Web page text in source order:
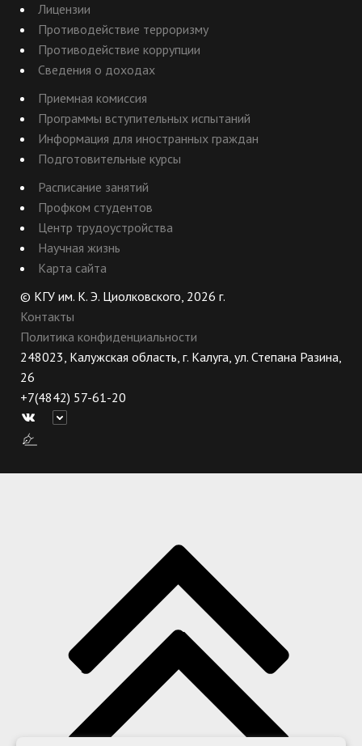
Лицензии
Противодействие терроризму
Противодействие коррупции
Сведения о доходах
Приемная комиссия
Программы вступительных испытаний
Информация для иностранных граждан
Подготовительные курсы
Расписание занятий
Профком студентов
Центр трудоустройства
Научная жизнь
Карта сайта
© КГУ им. К. Э. Циолковского, 2026 г.
Контакты
Политика конфиденциальности
248023, Калужская область, г. Калуга, ул. Степана Разина,
26
+7(4842) 57-61-20